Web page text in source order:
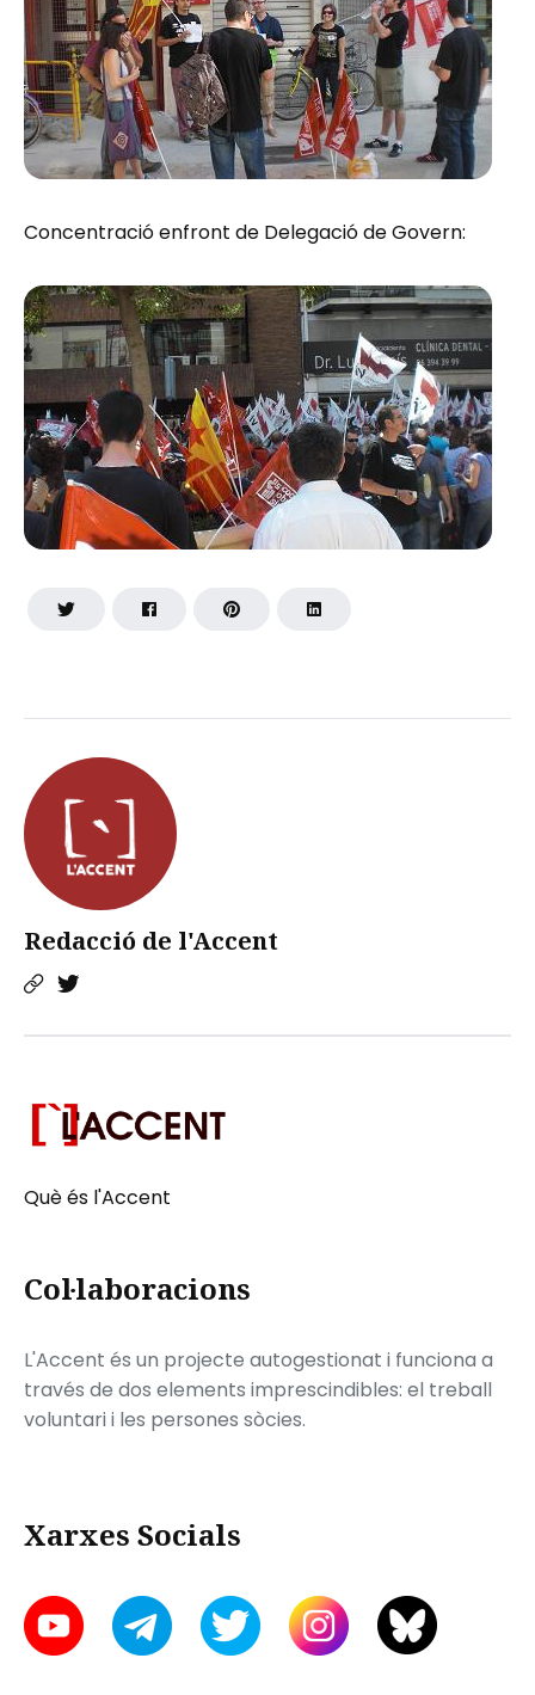
Redacció de l'Accent
Concentració enfront de Delegació de Govern:
Què és l'Accent
Col·laboracions
L'Accent és un projecte autogestionat i funciona a
través de dos elements imprescindibles: el treball
voluntari i les persones sòcies.
Xarxes Socials